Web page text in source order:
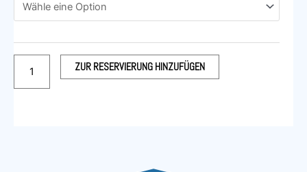
für
Stehtisch
70cm
Menge
ZUR RESERVIERUNG HINZUFÜGEN